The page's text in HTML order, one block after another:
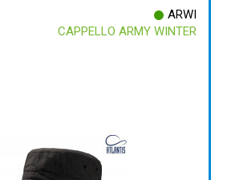
ARWI
CAPPELLO ARMY WINTER